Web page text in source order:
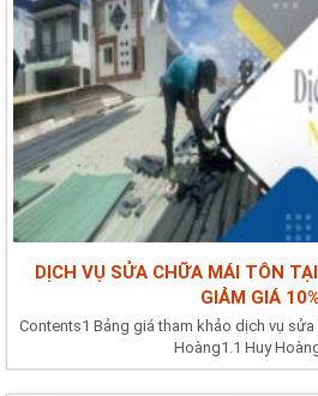
DỊCH VỤ SỬA CHỮA MÁI TÔN
GIẢM GIÁ 10%
Contents1 Bảng giá tham khảo dịch vụ
Hoàng1.1 Huy